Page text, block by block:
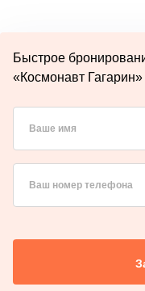
Быстрое
«Космонавт Гагарин»
Ваше имя
Ваш номер телефона